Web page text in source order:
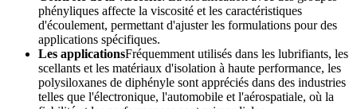
phényliques affecte la viscosité et les caractéristiques
d'écoulement, permettant d'ajuster les formulations pour des
applications spécifiques.
Les applicationsFréquemment utilisés dans les lubrifiants, les
scellants et les matériaux d'isolation à haute performance, les
polysiloxanes de diphényle sont appréciés dans des industries
telles que l'électronique, l'automobile et l'aérospatiale, où la